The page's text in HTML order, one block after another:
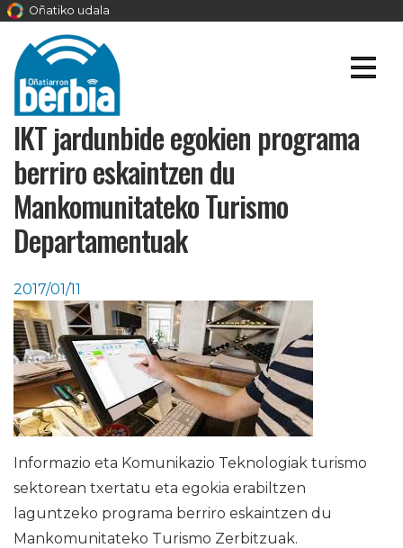
Oñatiko udala
IKT jardunbide egokien programa
berriro eskaintzen du
Mankomunitateko Turismo
Departamentuak
2017/01/11
Informazio eta Komunikazio Teknologiak turismo
sektorean txertatu eta egokia erabiltzen
laguntzeko programa berriro eskaintzen du
Mankomunitateko Turismo Zerbitzuak.